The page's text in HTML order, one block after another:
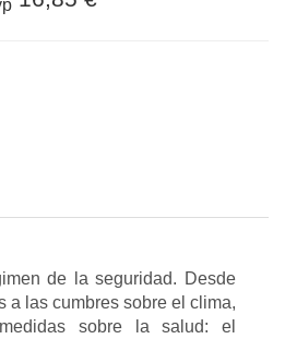
de la seguridad. Desde
a las cumbres sobre el clima,
sobre la salud: el